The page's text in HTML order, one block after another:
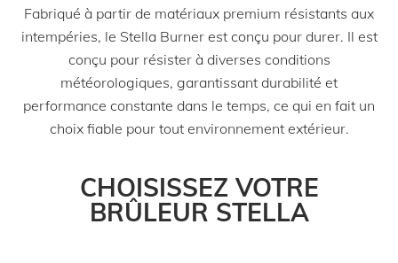
Fabriqué à partir de matériaux premium résistants aux
intempéries, le Stella Burner est conçu pour durer. Il est
conçu pour résister à diverses conditions
météorologiques, garantissant durabilité et
performance constante dans le temps, ce qui en fait un
choix fiable pour tout environnement extérieur.
CHOISISSEZ VOTRE
BRÛLEUR STELLA